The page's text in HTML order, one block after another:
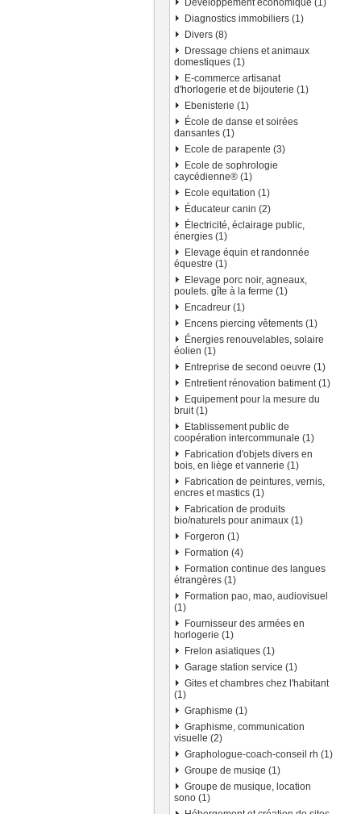
Developpement economique (1)
Diagnostics immobiliers (1)
Divers (8)
Dressage chiens et animaux
domestiques (1)
E-commerce artisanat
d'horlogerie et de bijouterie (1)
Ebenisterie (1)
École de danse et soirées
dansantes (1)
Ecole de parapente (3)
Ecole de sophrologie
caycédienne® (1)
Ecole equitation (1)
Éducateur canin (2)
Électricité, éclairage public,
énergies (1)
Elevage équin et randonnée
équestre (1)
Elevage porc noir, agneaux,
poulets. gîte à la ferme (1)
Encadreur (1)
Encens piercing vêtements (1)
Énergies renouvelables, solaire
éolien (1)
Entreprise de second oeuvre (1)
Entretient rénovation batiment (1)
Equipement pour la mesure du
bruit (1)
Etablissement public de
coopération intercommunale (1)
Fabrication d'objets divers en
bois, en liège et vannerie (1)
Fabrication de peintures, vernis,
encres et mastics (1)
Fabrication de produits
bio/naturels pour animaux (1)
Forgeron (1)
Formation (4)
Formation continue des langues
étrangères (1)
Formation pao, mao, audiovisuel
(1)
Fournisseur des armées en
horlogerie (1)
Frelon asiatiques (1)
Garage station service (1)
Gites et chambres chez l'habitant
(1)
Graphisme (1)
Graphisme, communication
visuelle (2)
Graphologue-coach-conseil rh (1)
Groupe de musiqe (1)
Groupe de musique, location
sono (1)